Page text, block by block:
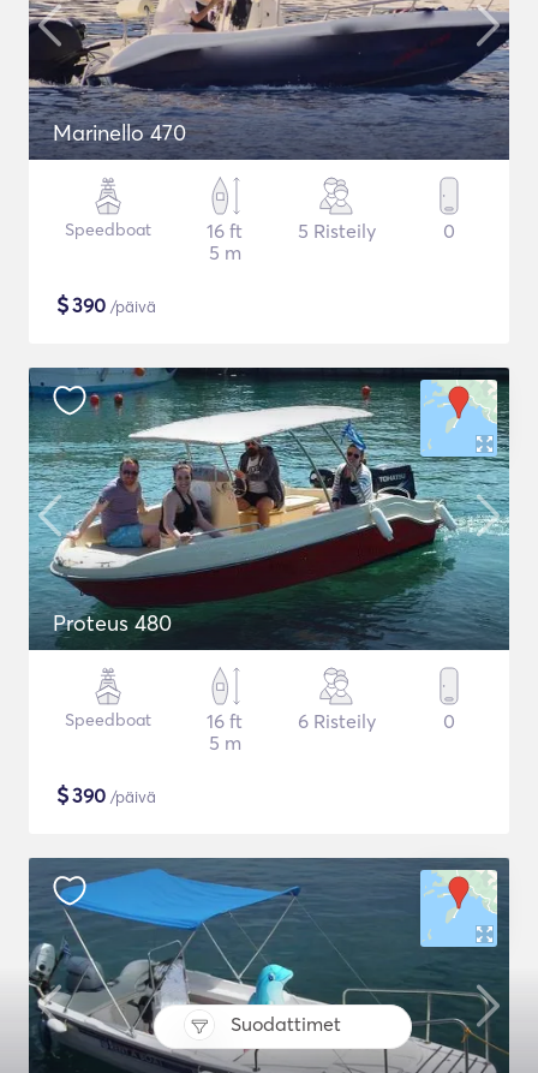
Suodattimet
Marinello 470
Speedboat
16 ft
5 m
5 Risteily 0
$390 /päivä
Proteus 480
Speedboat
16 ft
5 m
6 Risteily 0
$390 /päivä